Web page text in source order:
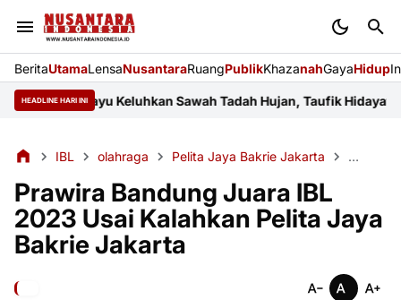
BeritaUtamaLensaNusantaraRuangPublikKhazanahGayaHidup
HEADLINE HARI INI
Indramayu Keluhkan Sawah Tadah Hujan, Taufik Hidayat Janji
IBL olahraga Pelita Jaya Bakrie Jakarta Prawira
Prawira Bandung Juara IBL
2023 Usai Kalahkan Pelita Jaya
Bakrie Jakarta